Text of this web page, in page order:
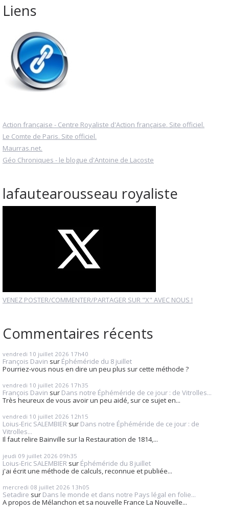
Liens
Action française - Centre Royaliste d'Action française. Site officiel.
Le Comte de Paris. Site officiel.
Maurras.net.
Géo Chroniques - le blogue d'Antoine de Lacoste
lafautearousseau royaliste
VENEZ POSTER/COMMENTER/PARTAGER SUR "X" AVEC NOUS !
Commentaires récents
vendredi 10 juillet 2026 17h40
François Davin sur Éphéméride du 8 juillet
Pourriez-vous nous en dire un peu plus sur cette méthode ?
vendredi 10 juillet 2026 17h35
François Davin sur Dans notre Éphéméride de ce jour : de Vitrolles...
Très heureux de vous avoir un peu aidé, sur ce sujet en...
vendredi 10 juillet 2026 12h15
Loius-Eric SALEMBIER sur Dans notre Éphéméride de ce jour : de
Vitrolles...
Il faut relire Bainville sur la Restauration de 1814,...
jeudi 09 juillet 2026 09h35
Loius-Eric SALEMBIER sur Éphéméride du 8 juillet
j'ai écrit une méthode de calculs, reconnue et publiée...
mercredi 08 juillet 2026 13h05
Setadire sur Dans le monde et dans notre Pays légal en folie...
A propos de Mélanchon et sa nouvelle France La Nouvelle...